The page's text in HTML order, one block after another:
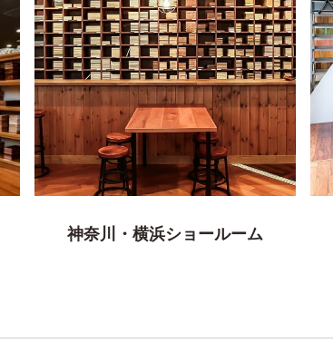
神奈川・横浜ショールーム